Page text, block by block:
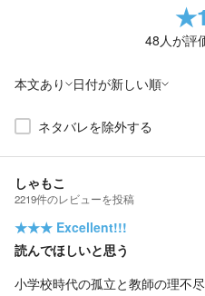
★
48人が評
本文あり 日付が新しい順
ネタバレを除外する
しゃもこ
2219件のレビューを投稿
★★★ Excellent!!!
読んでほしいと思う
小学校時代の孤立と教師の理不